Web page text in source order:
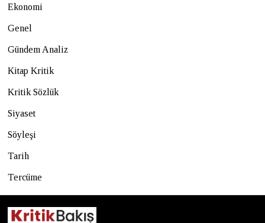
Ekonomi
Genel
Gündem Analiz
Kitap Kritik
Kritik Sözlük
Siyaset
Söyleşi
Tarih
Tercüme